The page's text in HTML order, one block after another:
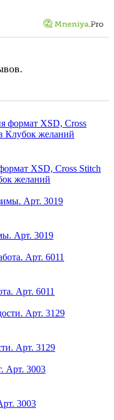
XSD, Cross Stitch
желаний
Арт. 3019
Арт. 6011
Арт. 3129
3003